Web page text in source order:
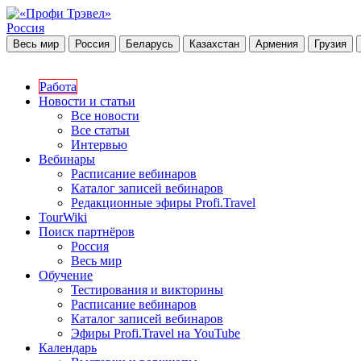
Россия
Весь мир Россия Беларусь Казахстан Армения Грузия
Работа
Новости и статьи
Все новости
Все статьи
Интервью
Вебинары
Расписание вебинаров
Каталог записей вебинаров
Редакционные эфиры Profi.Travel
TourWiki
Поиск партнёров
Россия
Весь мир
Обучение
Тестирования и викторины
Расписание вебинаров
Каталог записей вебинаров
Эфиры Profi.Travel на YouTube
Календарь